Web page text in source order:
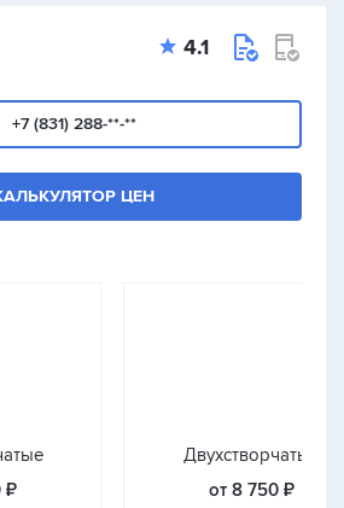
4.1
+7 (831) 288-**-**
ЦЕН
₽
Двухстворчатые
от 8 750 ₽